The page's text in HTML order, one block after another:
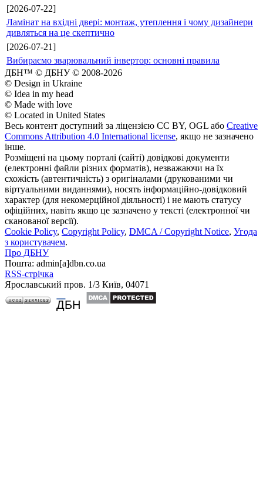
[2026-07-22]
Ламінат на вхідні двері: монтаж, утеплення і чому дизайнери
дивляться на це скептично
[2026-07-21]
Вибираємо зварювальний інвертор: основні правила
ДБН™ © ДБНУ © 2008-2026
© Design in Ukraine
© Idea in my head
© Made with love
© Located in United States
Весь контент доступний за ліцензією CC BY, OGL або Creative
Commons Attribution 4.0 International license, якщо не зазначено
інше.
Розміщені на цьому порталі (сайті) довідкові документи
(електронні файли різних форматів), незважаючи на їх
схожість (автентичність) з оригіналами (друкованими чи
віртуальними виданнями), носять інформаційно-довідковий
характер (для некомерційної діяльності) і не мають статусу
офіційних, навіть якщо це зазначено у тексті (електронної чи
сканованої версії).
Cookie Policy, Copyright Policy, DMCA / Copyright Notice, Угода
з користувачем.
Про ДБНУ
Пошта: admin[а]dbn.co.ua
RSS-стрічка
Ярославський пров. 1/3 Київ, 04071